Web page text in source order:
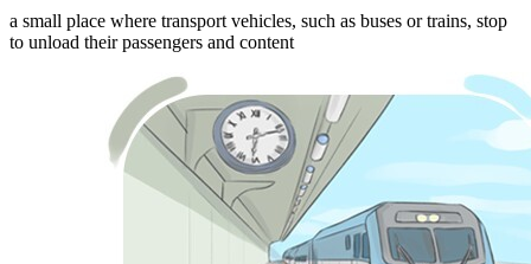
a small place where transport vehicles, such as buses or trains, stop
to unload their passengers and content